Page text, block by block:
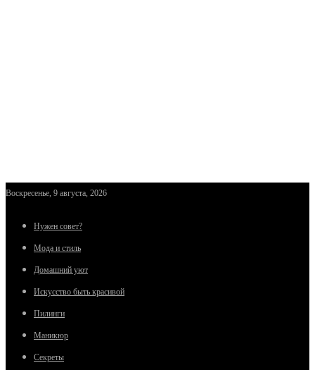
Воскресенье, 9 августа, 2026
Нужен совет?
Мода и стиль
Домашний уют
Искусство быть красивой
Пилинги
Маникюр
Секреты